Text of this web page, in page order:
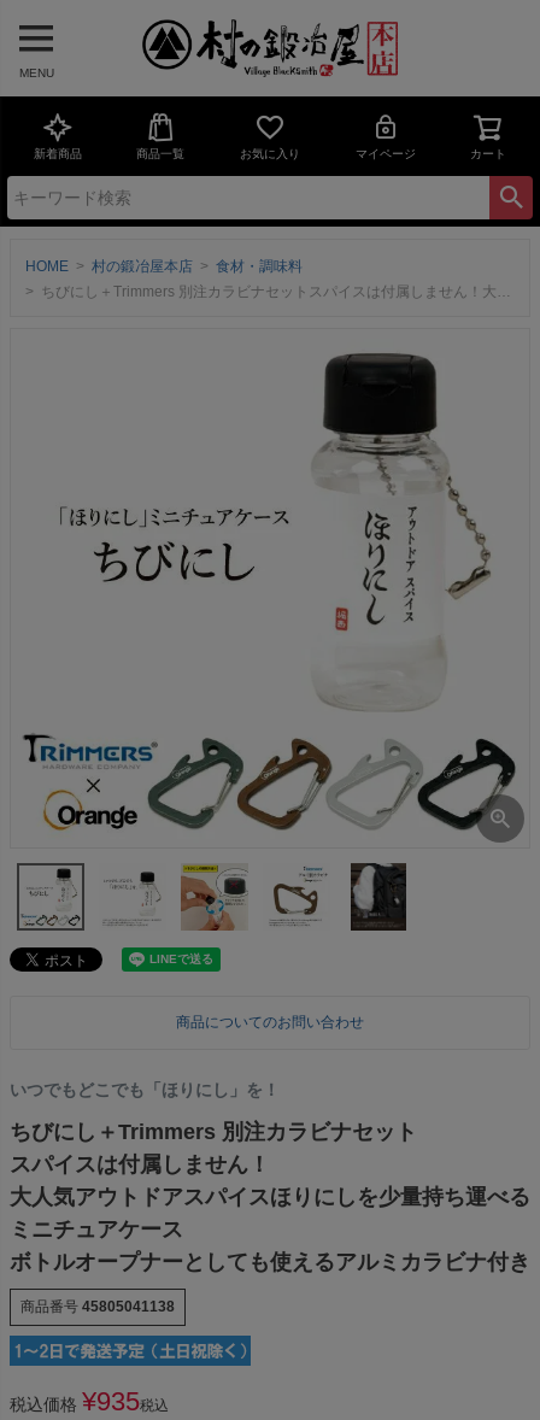
MENU
新着商品 商品一覧 お気に入り マイページ カート
HOME 村の鍛冶屋本店
食材・調味料
ちびにし＋Trimmers 別注カラビナセットスパイスは付属しません！大人気アウトドアスパイスほりにしを少量持ち運べるミニチュアケースボトルオープナーとしても使えるアルミカラビナ付き
商品についてのお問い合わせ
いつでもどこでも「ほりにし」を！
ちびにし＋Trimmers 別注カラビナセット
スパイスは付属しません！
大人気アウトドアスパイスほりにしを少量持ち運べる
ミニチュアケース
ボトルオープナーとしても使えるアルミカラビナ付き
商品番号 45805041138
税込価格 ¥935税込